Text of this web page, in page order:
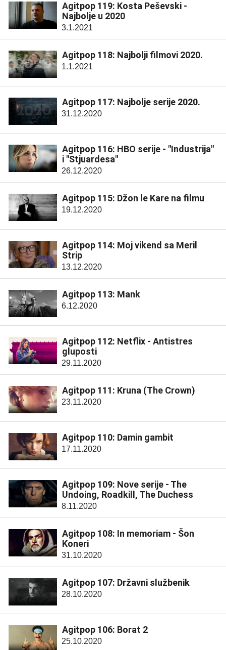
Agitpop 119: Kosta Peševski -
Najbolje u 2020
3.1.2021
Agitpop 118: Najbolji filmovi 2020.
1.1.2021
Agitpop 117: Najbolje serije 2020.
31.12.2020
Agitpop 116: HBO serije - "Industrija"
i "Stjuardesa"
26.12.2020
Agitpop 115: Džon le Kare na filmu
19.12.2020
Agitpop 114: Moj vikend sa Meril
Strip
13.12.2020
Agitpop 113: Mank
6.12.2020
Agitpop 112: Netflix - Antistres
gluposti
29.11.2020
Agitpop 111: Kruna (The Crown)
23.11.2020
Agitpop 110: Damin gambit
17.11.2020
Agitpop 109: Nove serije - The
Undoing, Roadkill, The Duchess
8.11.2020
Agitpop 108: In memoriam - Šon
Koneri
31.10.2020
Agitpop 107: Državni službenik
28.10.2020
Agitpop 106: Borat 2
25.10.2020